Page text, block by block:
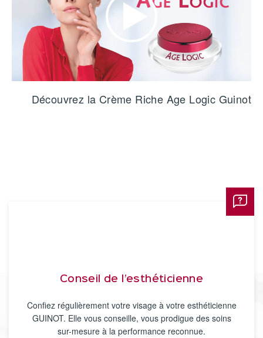
Découvrez la Crème Riche Age Logic Guinot
Conseil de l’esthéticienne
Confiez régulièrement votre visage à votre esthéticienne
GUINOT. Elle vous conseille, vous prodigue des soins
sur-mesure à la performance reconnue.